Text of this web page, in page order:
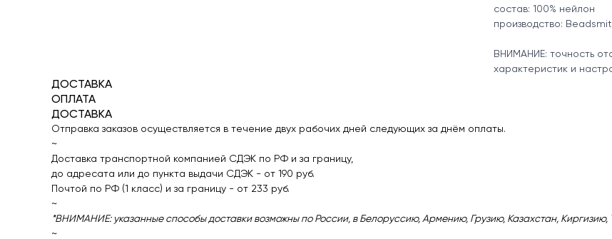
состав: 100% нейлон
производство:
ВНИМАНИЕ: точность
характеристик и
ДОСТАВКА
ОПЛАТА
ДОСТАВКА
Отправка заказов осуществляется в течение двух рабочих дней следующих за днём оплаты.
~
Доставка транспортной компанией СДЭК по РФ и за границу,
до адресата или до пункта выдачи СДЭК - от 190 руб.
Почтой по РФ (1 класс) и за границу - от 233 руб.
~
*ВНИМАНИЕ: указанные способы доставки возможны по России, в Белоруссию, Армению, Грузию, Казахстан, Киргизию,
~